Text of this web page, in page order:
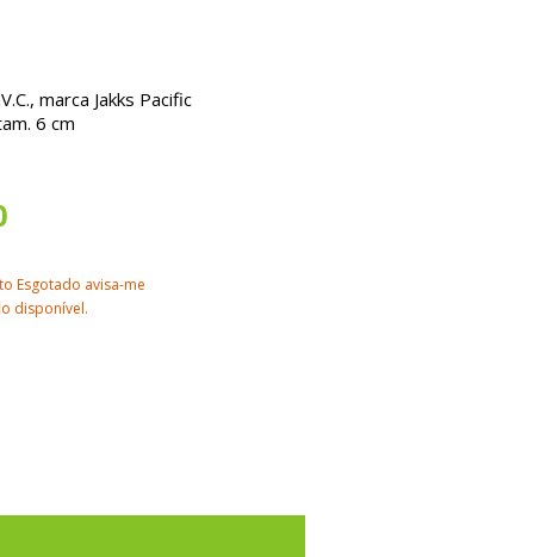
marca Jakks Pacific
6 cm
Esgotado avisa-me
disponível.